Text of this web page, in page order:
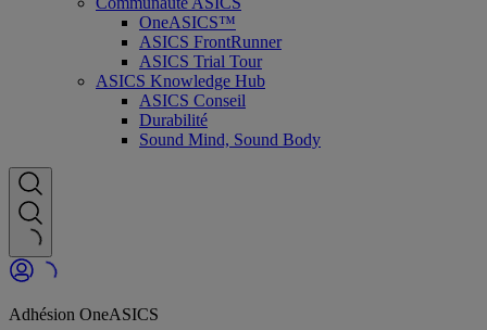
OneASICS™
ASICS FrontRunner
ASICS Trial Tour
ASICS Knowledge Hub
ASICS Conseil
Durabilité
Sound Mind, Sound Body
Adhésion OneASICS